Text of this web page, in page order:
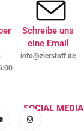
Schreibe uns
eine Email
info@zierstoff.de
SOCIAL MEDIA